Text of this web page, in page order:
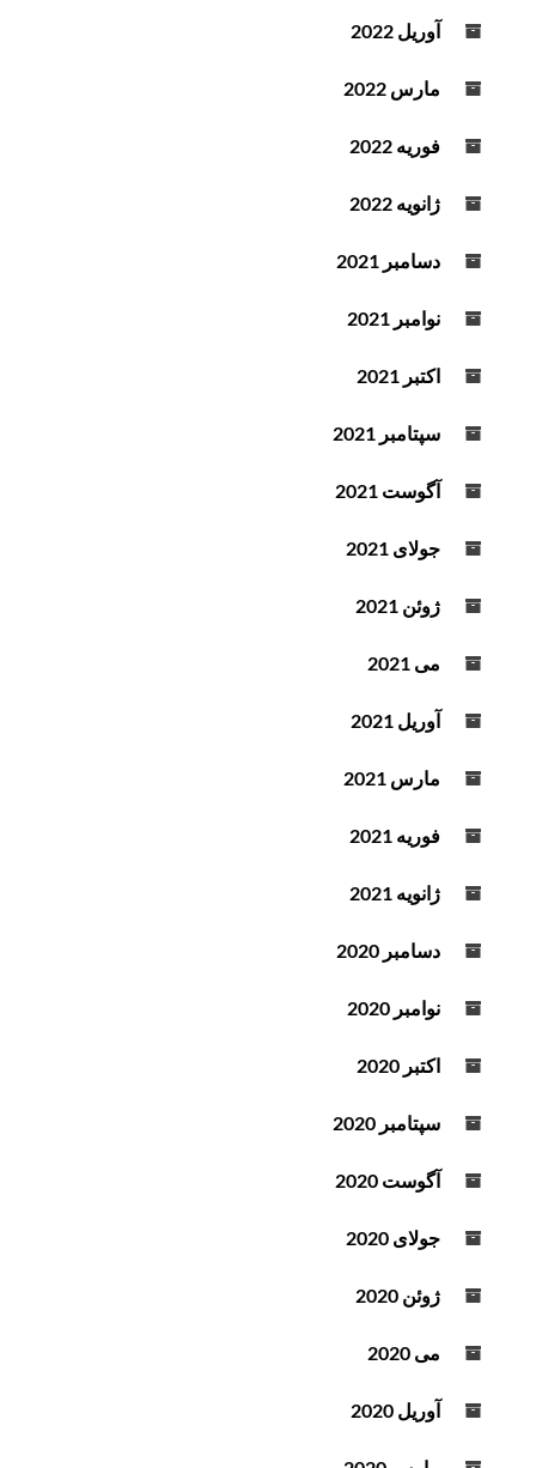
آوریل 2022
مارس 2022
فوریه 2022
ژانویه 2022
دسامبر 2021
نوامبر 2021
اکتبر 2021
سپتامبر 2021
آگوست 2021
جولای 2021
ژوئن 2021
می 2021
آوریل 2021
مارس 2021
فوریه 2021
ژانویه 2021
دسامبر 2020
نوامبر 2020
اکتبر 2020
سپتامبر 2020
آگوست 2020
جولای 2020
ژوئن 2020
می 2020
آوریل 2020